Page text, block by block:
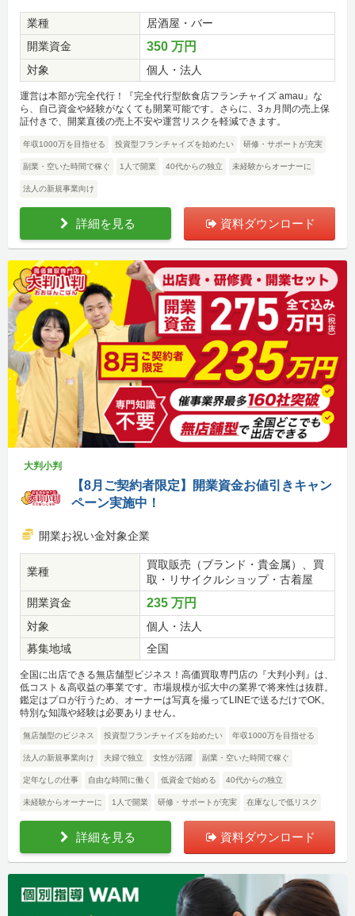
業種
居酒屋・バー
開業資金
350 万円
対象 個人・法人
運営は本部が完全代行！『完全代行型飲食店フランチャイズ amau』な
ら、自己資金や経験がなくても開業可能です。さらに、3ヵ月間の売上保
証付きで、開業直後の売上不安や運営リスクを軽減できます。
年収1000万を目指せる 投資型フランチャイズを始めたい 研修・サポートが充実
副業・空いた時間で稼ぐ 1人で開業 40代からの独立 未経験からオーナーに
法人の新規事業向け
詳細を見る 資料ダウンロード
大判小判
【8月ご契約者限定】開業資金お値引きキャン
ペーン実施中！
開業お祝い金対象企業
業種
買取販売（ブランド・貴金属）、買
取・リサイクルショップ・古着屋
開業資金
235 万円
対象
個人・法人
募集地域
全国
全国に出店できる無店舗型ビジネス！高価買取専門店の『大判小判』は、
低コスト＆高収益の事業です。市場規模が拡大中の業界で将来性は抜群。
鑑定はプロが行うため、オーナーは写真を撮ってLINEで送るだけでOK。
特別な知識や経験は必要ありません。
無店舗型のビジネス 投資型フランチャイズを始めたい 年収1000万を目指せる
法人の新規事業向け 夫婦で独立 女性が活躍 副業・空いた時間で稼ぐ
定年なしの仕事 自由な時間に働く 低資金で始める 40代からの独立
未経験からオーナーに 1人で開業 研修・サポートが充実 在庫なしで低リスク
詳細を見る 資料ダウンロード